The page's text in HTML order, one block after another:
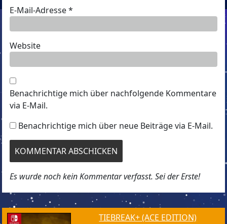
E-Mail-Adresse*
Website
Benachrichtige mich über nachfolgende Kommentare
via E-Mail.
Benachrichtige mich über neue Beiträge via E-Mail.
Es wurde noch kein Kommentar verfasst. Sei der Erste!
TIEBREAK+ (ACE EDITION)